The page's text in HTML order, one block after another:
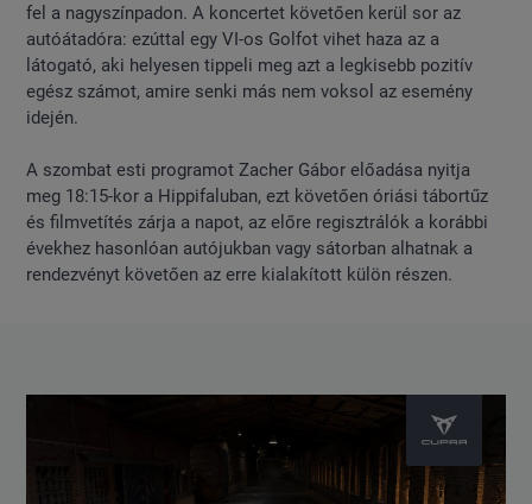
fel a nagyszínpadon. A koncertet követően kerül sor az
autóátadóra: ezúttal egy VI-os Golfot vihet haza az a
látogató, aki helyesen tippeli meg azt a legkisebb pozitív
egész számot, amire senki más nem voksol az esemény
idején.
A szombat esti programot Zacher Gábor előadása nyitja
meg 18:15-kor a Hippifaluban, ezt követően óriási tábortűz
és filmvetítés zárja a napot, az előre regisztrálók a korábbi
évekhez hasonlóan autójukban vagy sátorban alhatnak a
rendezvényt követően az erre kialakított külön részen.